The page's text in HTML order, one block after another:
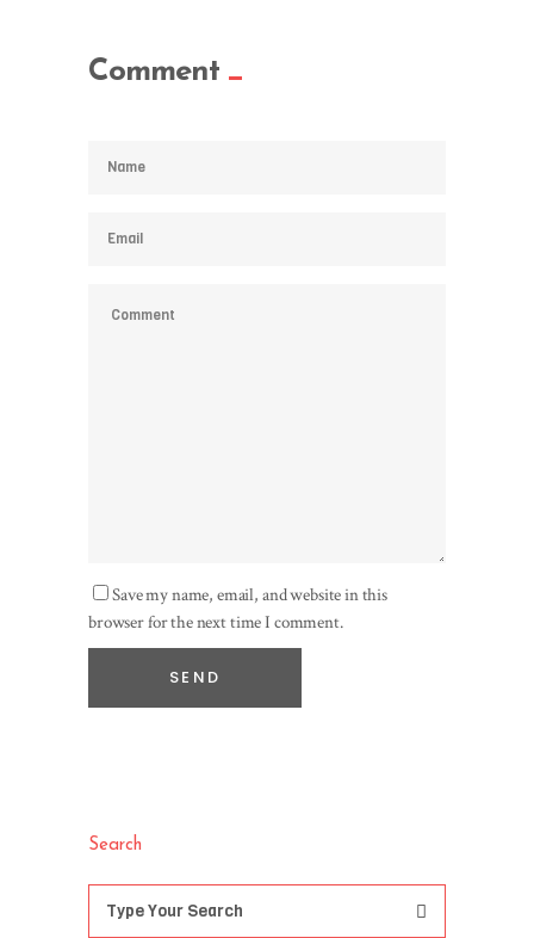
Comment
Save my name, email, and website in this
browser for the next time I comment.
Search
for: